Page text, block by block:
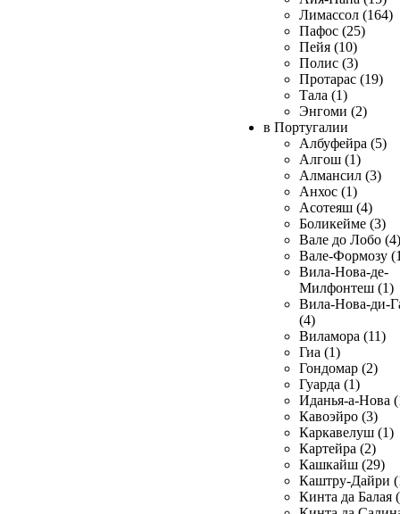
Лимассол (164)
Пафос (25)
Пейя (10)
Полис (3)
Протарас (19)
Тала (1)
Энгоми (2)
в Португалии
Албуфейра (5)
Алгош (1)
Алмансил (3)
Анхос (1)
Асотеяш (4)
Боликейме (3)
Вале до Лобо (4)
Вале-Формозу
Вила-Нова-де-
Милфонтеш (1)
Вила-Нова-ди-
(4)
Виламора (11)
Гиа (1)
Гондомар (2)
Гуарда (1)
Иданья-а-Нова
Кавоэйро (3)
Каркавелуш (1)
Картейра (2)
Кашкайш (29)
Каштру-Дайри
Кинта да Балая